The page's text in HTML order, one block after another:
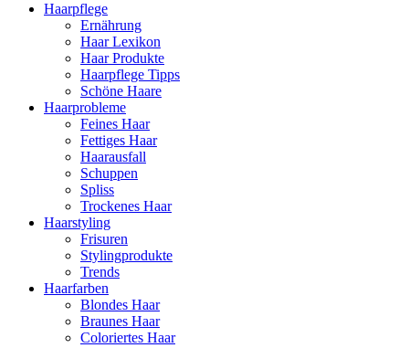
Haarpflege
Ernährung
Haar Lexikon
Haar Produkte
Haarpflege Tipps
Schöne Haare
Haarprobleme
Feines Haar
Fettiges Haar
Haarausfall
Schuppen
Spliss
Trockenes Haar
Haarstyling
Frisuren
Stylingprodukte
Trends
Haarfarben
Blondes Haar
Braunes Haar
Coloriertes Haar